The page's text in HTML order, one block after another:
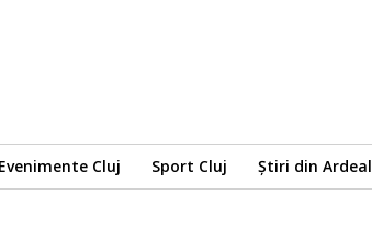
Evenimente Cluj Sport Cluj Știri din Ardeal